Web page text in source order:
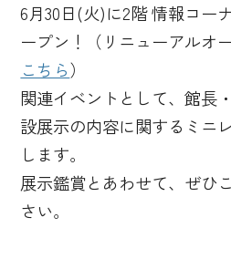
6月30日(火)に2階 情報コー
ープン！（リニューアルオ
こちら）
関連イベントとして、館長
設展示の内容に関するミニ
します。
展示鑑賞とあわせて、ぜひ
さい。